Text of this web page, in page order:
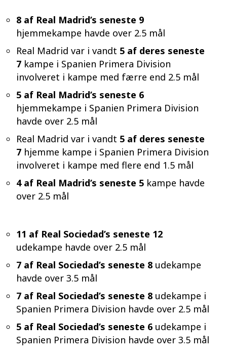
8 af Real Madrid’s seneste 9
hjemmekampe havde over 2.5 mål
Real Madrid var i vandt 5 af deres seneste
7 kampe i Spanien Primera Division
involveret i kampe med færre end 2.5 mål
5 af Real Madrid’s seneste 6
hjemmekampe i Spanien Primera Division
havde over 2.5 mål
Real Madrid var i vandt 5 af deres seneste
7 hjemme kampe i Spanien Primera Division
involveret i kampe med flere end 1.5 mål
4 af Real Madrid’s seneste 5 kampe havde
over 2.5 mål
11 af Real Sociedad’s seneste 12
udekampe havde over 2.5 mål
7 af Real Sociedad’s seneste 8 udekampe
havde over 3.5 mål
7 af Real Sociedad’s seneste 8 udekampe i
Spanien Primera Division havde over 2.5 mål
5 af Real Sociedad’s seneste 6 udekampe i
Spanien Primera Division havde over 3.5 mål